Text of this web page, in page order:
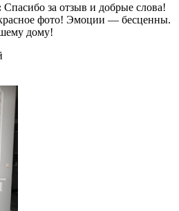
Спасибо за отзыв и добрые слова!
фото! Эмоции — бесценны.
дому!